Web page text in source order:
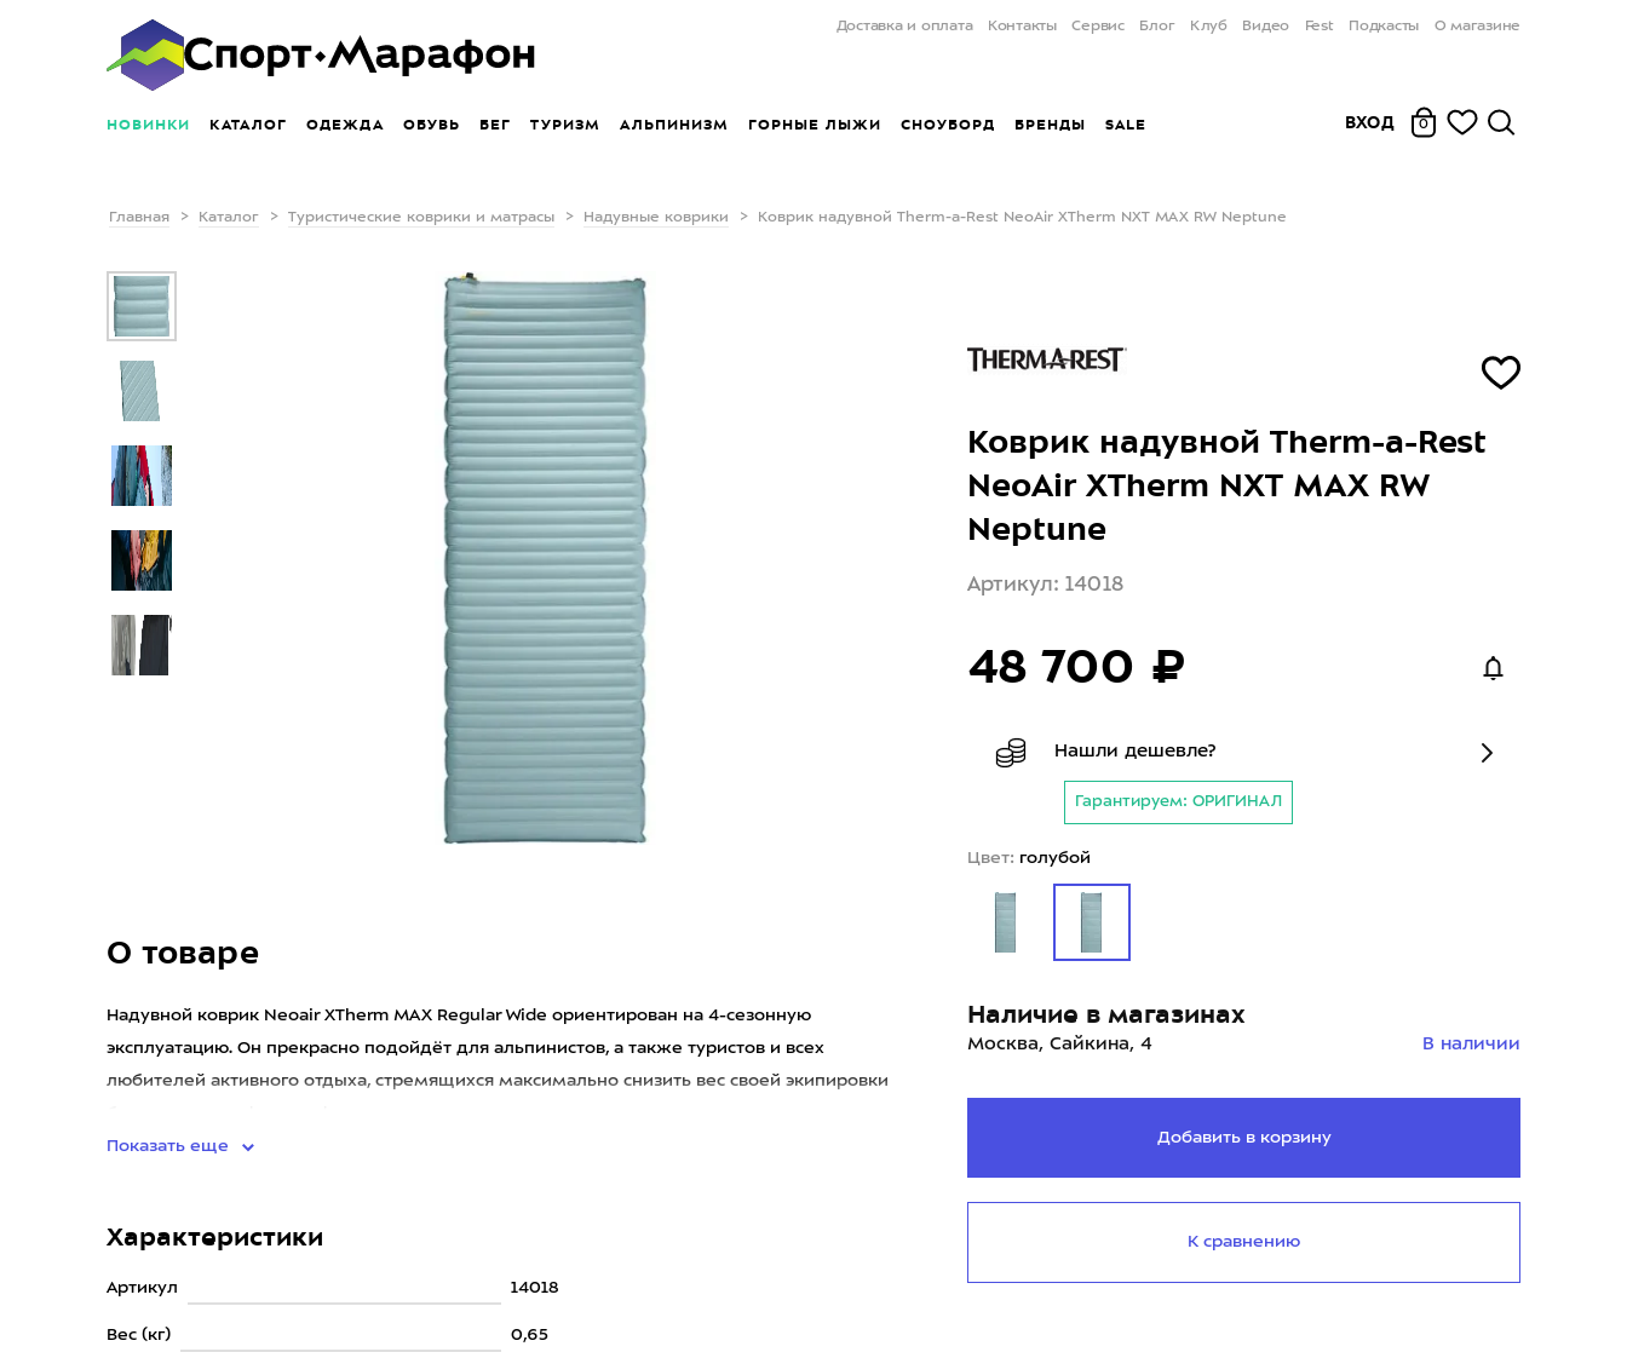
Доставка и оплата Контакты Сервис Блог Клуб Видео Fest Подкасты О магазине
НОВИНКИ КАТАЛОГ ОДЕЖДА ОБУВЬ БЕГ ТУРИЗМ АЛЬПИНИЗМ ГОРНЫЕ ЛЫЖИ СНОУБОРД БРЕНДЫ SALE ВХОД 0
Главная Каталог Туристические коврики и матрасы Надувные коврики Коврик надувной Therm-a-Rest NeoAir XTherm NXT MAX RW Neptune
О товаре
Надувной коврик Neoair XTherm MAX Regular Wide ориентирован на 4-сезонную
эксплуатацию. Он прекрасно подойдёт для альпинистов, а также туристов и всех
любителей активного отдыха, стремящихся максимально снизить вес своей экипировки
Показать еще
Характеристики
Артикул 14018
Вес (кг) 0,65
Коврик надувной Therm-a-Rest
NeoAir XTherm NXT MAX RW
Neptune
Артикул: 14018
48 700 ₽
Нашли дешевле?
Гарантируем: ОРИГИНАЛ
Цвет: голубой
Наличие в магазинах
Москва, Сайкина, 4 В наличии
Добавить в корзину
К сравнению